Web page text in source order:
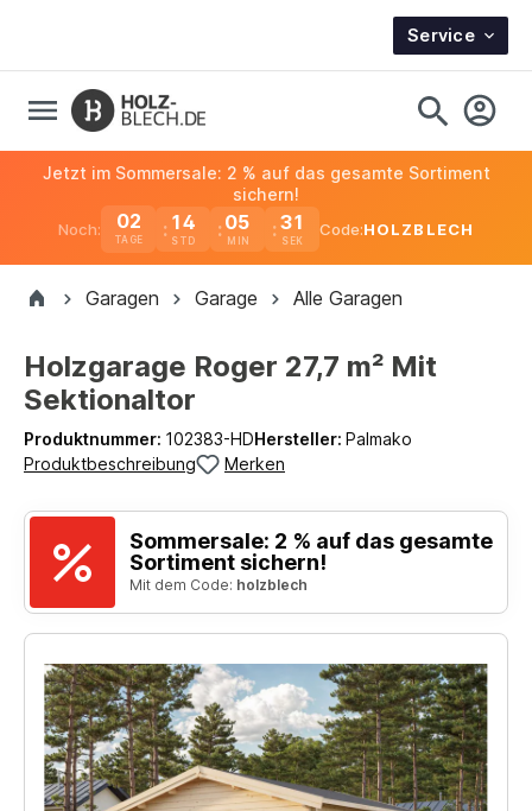
Service
Noch: 02
TAGE
14 05 30
Jetzt im Sommersale: 2 % auf das gesamte Sortiment
sichern!
Code:HOLZBLECH
Garagen Garage Alle Garagen
Holzgarage Roger 27,7 m² Mit
Sektionaltor
Produktnummer: 102383-HDHersteller: Palmako
Produktbeschreibung
Merken
Sommersale: 2 % auf das gesamte
Sortiment sichern!
Mit dem Code: holzblech